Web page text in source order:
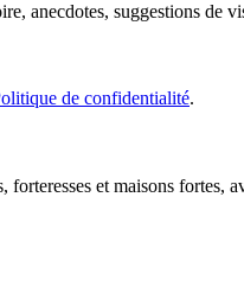
anecdotes, suggestions de
de confidentialité.
et maisons fortes,